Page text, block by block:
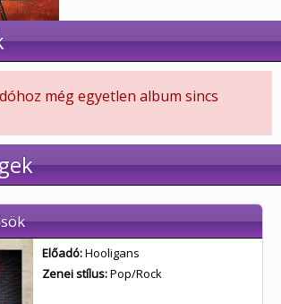
még egyetlen album sincs
Előadó:Hooligans
Zenei stílus:Pop/Rock